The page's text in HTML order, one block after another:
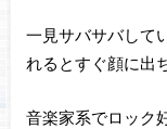
一見サバサバして
れるとすぐ顔に出
音楽家系でロック